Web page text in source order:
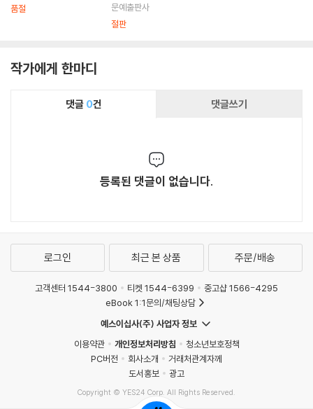
품절
문예출판사
절판
작가에게 한마디
댓글 0건 댓글쓰기
등록된 댓글이 없습니다.
로그인 최근 본 상품 주문/배송
고객센터 1544-3800 티켓 1544-6399
중고샵 1566-4295
eBook 1:1문의/채팅상담
예스이십사(주) 사업자 정보
이용약관
개인정보처리방침
청소년보호정책
PC버전
회사소개
거래처관계자께
도서홍보
광고
Copyright © YES24 Corp. All Rights Reserved.